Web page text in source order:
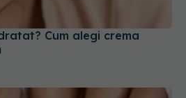
Cum alegi crema